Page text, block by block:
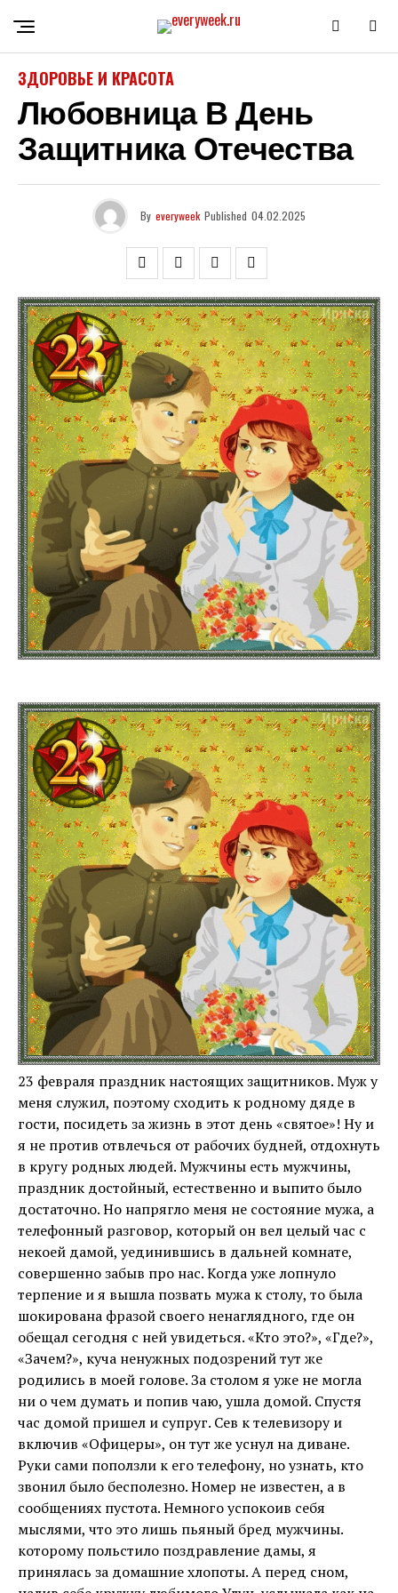
ЗДОРОВЬЕ И КРАСОТА
Любовница В День
Защитника Отечества
By everyweek Published 04.02.2025
23 февраля праздник настоящих защитников. Муж у
меня служил, поэтому сходить к родному дяде в
гости, посидеть за жизнь в этот день «святое»! Ну и
я не против отвлечься от рабочих будней, отдохнуть
в кругу родных людей. Мужчины есть мужчины,
праздник достойный, естественно и выпито было
достаточно. Но напрягло меня не состояние мужа, а
телефонный разговор, который он вел целый час с
некоей дамой, уединившись в дальней комнате,
совершенно забыв про нас. Когда уже лопнуло
терпение и я вышла позвать мужа к столу, то была
шокирована фразой своего ненаглядного, где он
обещал сегодня с ней увидеться. «Кто это?», «Где?»,
«Зачем?», куча ненужных подозрений тут же
родились в моей голове. За столом я уже не могла
ни о чем думать и попив чаю, ушла домой. Спустя
час домой пришел и супруг. Сев к телевизору и
включив «Офицеры», он тут же уснул на диване.
Руки сами поползли к его телефону, но узнать, кто
звонил было бесполезно. Номер не известен, а в
сообщениях пустота. Немного успокоив себя
мыслями, что это лишь пьяный бред мужчины.
которому польстило поздравление дамы, я
принялась за домашние хлопоты. А перед сном,